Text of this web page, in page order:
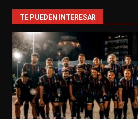
TE PUEDEN INTERESAR